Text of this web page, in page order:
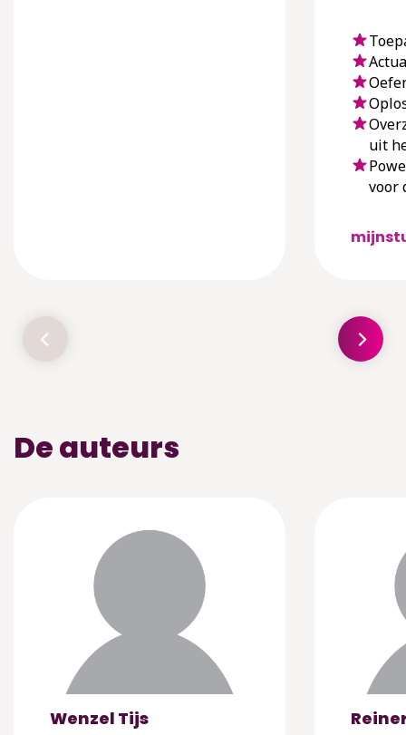
uit
voor
De auteurs
Wenzel Tijs